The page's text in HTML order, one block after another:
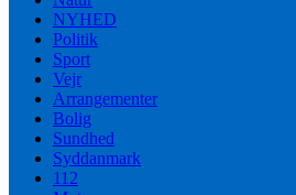
NYHED
Politik
Sport
Vejr
Arrangementer
Bolig
Sundhed
Syddanmark
112